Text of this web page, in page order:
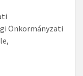
Önkormányzati